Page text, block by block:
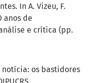
In A. Vizeu, F.
anos de
e crítica (pp.
notícia: os bastidores